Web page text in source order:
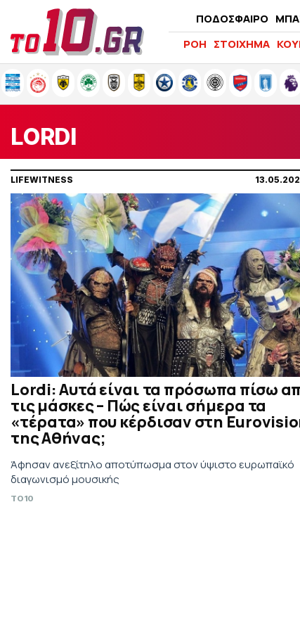
ΠΟΔΟΣΦΑΙΡΟ
ΡΟΗ ΣΤΟΙΧΗΜΑ
LORDI
LIFEWITNESS
Lordi: Αυτά είναι τα πρόσωπα πίσω
τις μάσκες – Πώς είναι σήμερα τα
«τέρατα» που κέρδισαν στη
της Αθήνας;
Άφησαν ανεξίτηλο αποτύπωσμα στον ύψιστο ευρωπαϊκό
διαγωνισμό μουσικής
TO10